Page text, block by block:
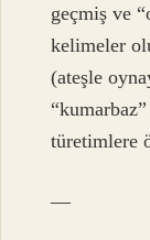
geçmiş ve
kelimeler
(ateşle
türetimlere
—